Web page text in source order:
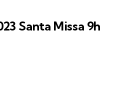
Santa Missa 9h